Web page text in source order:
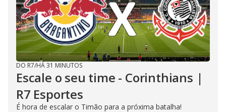
DO R7/HÁ 31 MINUTOS
Escale o seu time - Corinthians |
R7 Esportes
É hora de escalar o Timão para a próxima batalha!